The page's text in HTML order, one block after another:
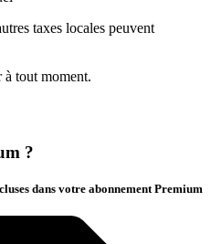
taxes locales peuvent
à tout moment.
?
dans votre abonnement Premium